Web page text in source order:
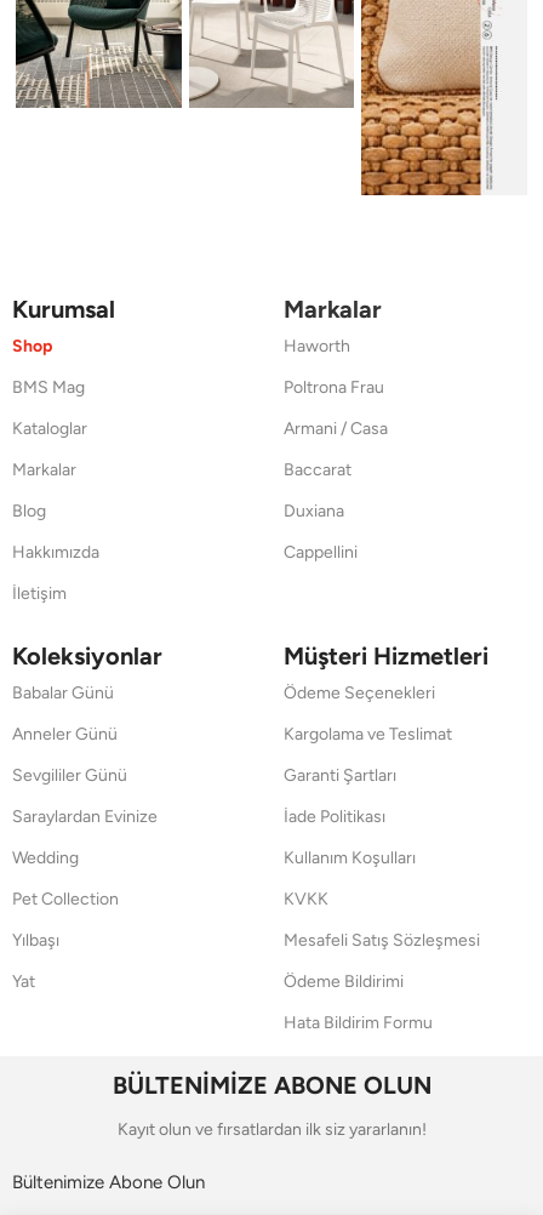
Kurumsal
Shop
BMS Mag
Kataloglar
Markalar
Blog
Hakkımızda
İletişim
Markalar
Haworth
Poltrona Frau
Armani / Casa
Baccarat
Duxiana
Cappellini
Koleksiyonlar
Babalar Günü
Anneler Günü
Sevgililer Günü
Saraylardan Evinize
Wedding
Pet Collection
Yılbaşı
Yat
Müşteri Hizmetleri
Ödeme Seçenekleri
Kargolama ve Teslimat
Garanti Şartları
İade Politikası
Kullanım Koşulları
KVKK
Mesafeli Satış Sözleşmesi
Ödeme Bildirimi
Hata Bildirim Formu
BÜLTENİMİZE ABONE OLUN
Kayıt olun ve fırsatlardan ilk siz yararlanın!
Bültenimize Abone Olun